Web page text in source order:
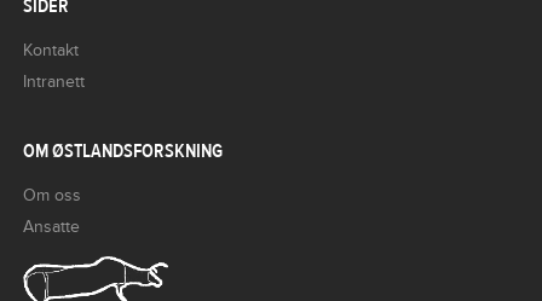
SIDER
Kontakt
Intranett
OM ØSTLANDSFORSKNING
Om oss
Ansatte